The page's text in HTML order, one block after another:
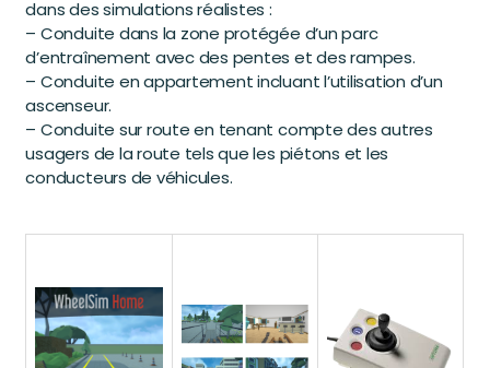
dans des simulations réalistes :
– Conduite dans la zone protégée d’un parc
d’entraînement avec des pentes et des rampes.
– Conduite en appartement incluant l’utilisation d’un
ascenseur.
– Conduite sur route en tenant compte des autres
usagers de la route tels que les piétons et les
conducteurs de véhicules.